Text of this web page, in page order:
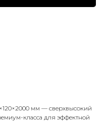
мм — сверхвысокий
класса для эффектной